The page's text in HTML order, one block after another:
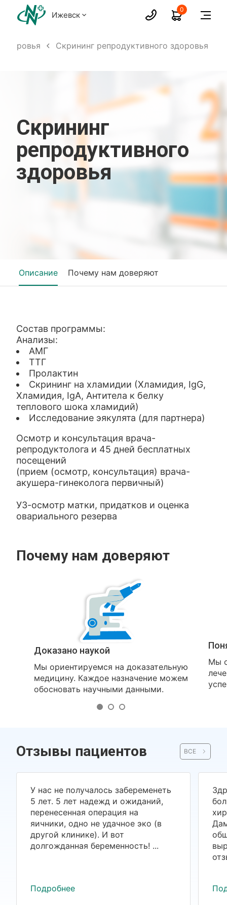
Ижевск
0
Скрининг репродуктивного здоровья
Скрининг
репродуктивного
здоровья
Описание Почему нам доверяют
Состав программы:
Анализы:
АМГ
ТТГ
Пролактин
Скрининг на хламидии (Хламидия, IgG,
Хламидия, IgА, Антитела к белку
теплового шока хламидий)
Исследование эякулята (для партнера)
Осмотр и консультация врача-
репродуктолога и 45 дней бесплатных
посещений
(прием (осмотр, консультация) врача-
акушера-гинеколога первичный)
УЗ-осмотр матки, придатков и оценка
овариального резерва
Почему нам доверяют
Доказано наукой
Мы ориентируемся на доказательную
медицину. Каждое назначение можем
обосновать научными данными.
Мы
Отзывы пациентов ВСЕ
У нас не получалось забеременеть
5 лет. 5 лет надежд и ожиданий,
перенесенная операция на
яичники, одно не удачное эко (в
другой клинике). И вот
долгожданная беременность! ...
Подробнее